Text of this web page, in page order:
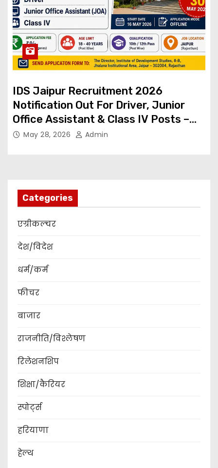
IDS Jaipur Recruitment 2026
Notification Out For Driver, Junior
Office Assistant & Class IV Posts –
Apply Offline
May 28, 2026 Admin
Categories
एग्रीकल्चर
देश/विदेश
धर्म/कर्म
फीचर
बाजार
राजनीति/विश्लेषण
रिलेशनशिप
शिक्षा/कैरियर
स्पोर्ट्स
हरियाणा
हेल्थ